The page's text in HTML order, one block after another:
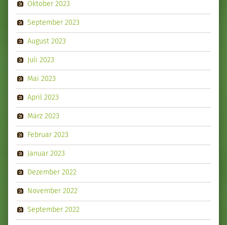
Oktober 2023
September 2023
August 2023
Juli 2023
Mai 2023
April 2023
März 2023
Februar 2023
Januar 2023
Dezember 2022
November 2022
September 2022